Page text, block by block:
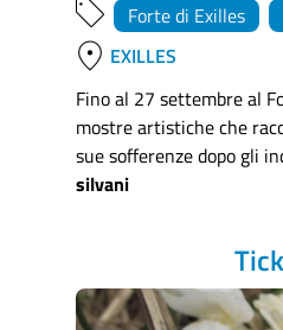
Forte di Exilles
location_on EXILLES
Fino al 27 settembre al
mostre artistiche che
sue sofferenze dopo gli
silvani